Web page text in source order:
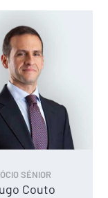
Couto
SÉNIOR